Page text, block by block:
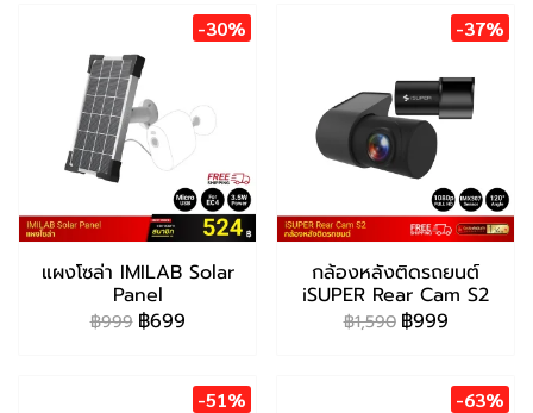
-30%
แผงโซล่า IMILAB Solar
Panel
฿999 ฿699
-37%
กล้องหลังติดรถยนต์
iSUPER Rear Cam S2
฿1,590 ฿999
-51% -63%